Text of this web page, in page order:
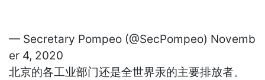
— Secretary Pompeo (@SecPompeo) Novemb
er 4, 2020
北京的各工业部门还是全世界汞的主要排放者。